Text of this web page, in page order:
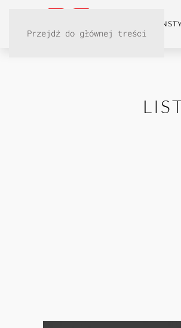
Przejdź do głównej treści